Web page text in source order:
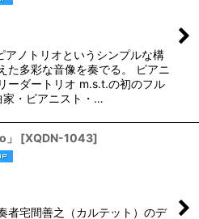
ノトリオというシンプルな構
た多彩な音像を奏でる。 ピアニ
ーダートリオ m.s.t.の初のフル
家・ピアニスト・…
[XQDN-1043]
者宅間善之（カルテット）のデ